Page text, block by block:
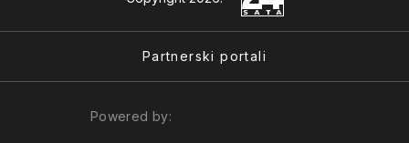
Partnerski portali
Powered by: